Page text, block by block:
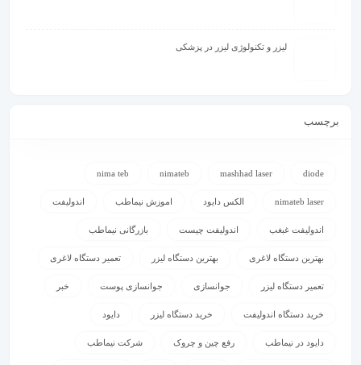
لیزر و تکنولوژی لیزر در پزشکی
برچسب
diode
mashhad laser
nimateb
nima teb
nimateb laser الکس دایود اموزش نیماطب اندولیفت
اندولیفت غبغب اندولیفت چیست بازرگانی نیماطب
بهترین دستگاه لاغری بهترین دستگاه لیزر تعمیر دستگاه لاغری
تعمیر دستگاه لیزر جوانسازی جوانسازی پوست خبر
خرید دستگاه اندولیفت خرید دستگاه لیزر دایود
دایود در نیماطب رفع چین و چروک شرکت نیماطب